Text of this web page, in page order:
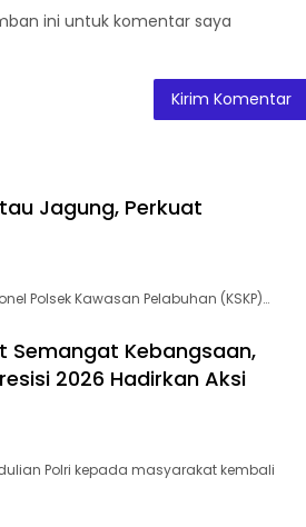
ini untuk komentar saya
Jagung, Perkuat
Polsek Kawasan Pelabuhan (KSKP)…
Semangat Kebangsaan,
2026 Hadirkan Aksi
Polri kepada masyarakat kembali